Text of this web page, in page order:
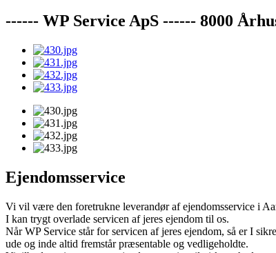
------ WP Service ApS ------ 8000
Ejendomsservice
Vi vil være den foretrukne leverandør af ejendomsservice i
I kan trygt overlade servicen af jeres ejendom til os.
Når WP Service står for servicen af jeres ejendom, så er I
ude og inde altid fremstår præsentable og vedligeholdte.